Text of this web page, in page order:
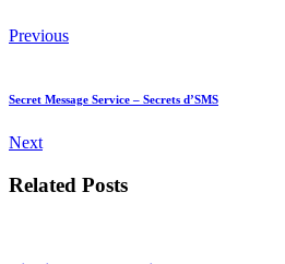
Previous
Secret Message Service – Secrets d’SMS
Next
Related Posts